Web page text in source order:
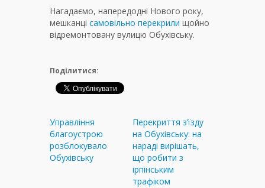
Нагадаємо, напередодні Нового року,
мешканці самовільно перекрили щойно
відремонтовану вулицю Обухівську.
Поділитися:
Управління
благоустрою
розблокувало
Обухівську
Перекриття з’їзду
на Обухівську: на
нараді вирішать,
що робити з
ірпінським
трафіком